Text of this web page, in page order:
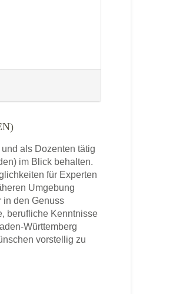
als Dozenten tätig
im Blick behalten.
für Experten
Umgebung
in den Genuss
berufliche Kenntnisse
Württemberg
vorstellig zu